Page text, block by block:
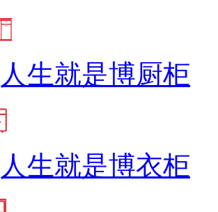
生就是博厨柜
生就是博衣柜